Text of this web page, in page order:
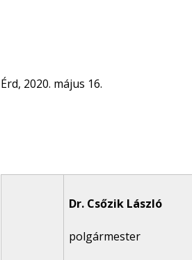
Érd, 2020. május 16.
Dr. Csőzik László
polgármester